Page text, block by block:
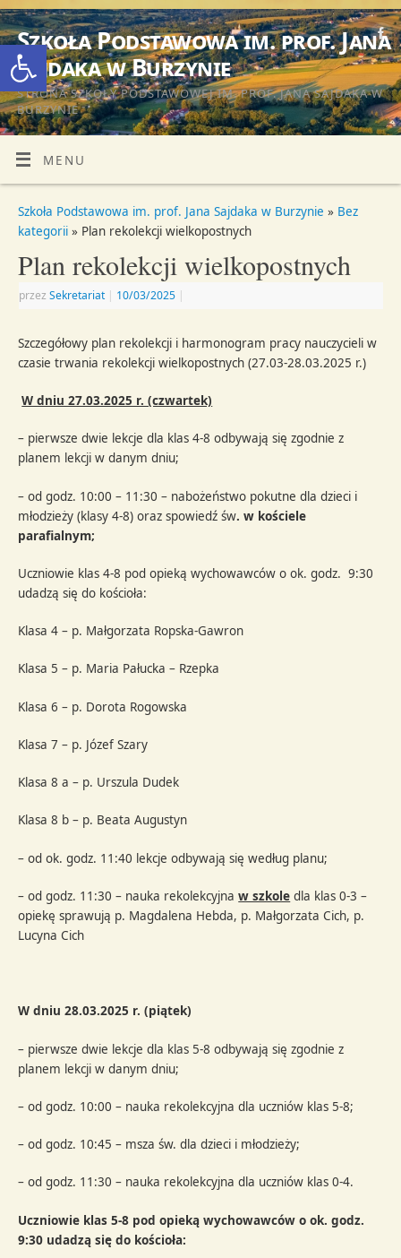
Otwórz pasek narzędzi
Szkoła Podstawowa im. prof. Jana
Sajdaka w Burzynie
STRONA SZKOŁY PODSTAWOWEJ IM. PROF. JANA SAJDAKA W
BURZYNIE
MENU
Szkoła Podstawowa im. prof. Jana Sajdaka w Burzynie » Bez
kategorii » Plan rekolekcji wielkopostnych
Plan rekolekcji wielkopostnych
przezSekretariat | 10/03/2025 |
Szczegółowy plan rekolekcji i harmonogram pracy nauczycieli w
czasie trwania rekolekcji wielkopostnych (27.03-28.03.2025 r.)
W dniu 27.03.2025 r. (czwartek)
– pierwsze dwie lekcje dla klas 4-8 odbywają się zgodnie z
planem lekcji w danym dniu;
– od godz. 10:00 – 11:30 – nabożeństwo pokutne dla dzieci i
młodzieży (klasy 4-8) oraz spowiedź św. w kościele
parafialnym;
Uczniowie klas 4-8 pod opieką wychowawców o ok. godz. 9:30
udadzą się do kościoła:
Klasa 4 – p. Małgorzata Ropska-Gawron
Klasa 5 – p. Maria Pałucka – Rzepka
Klasa 6 – p. Dorota Rogowska
Klasa 7 – p. Józef Szary
Klasa 8 a – p. Urszula Dudek
Klasa 8 b – p. Beata Augustyn
– od ok. godz. 11:40 lekcje odbywają się według planu;
– od godz. 11:30 – nauka rekolekcyjnaw szkole dla klas 0-3 –
opiekę sprawują p. Magdalena Hebda, p. Małgorzata Cich, p.
Lucyna Cich
W dniu 28.03.2025 r. (piątek)
– pierwsze dwie lekcje dla klas 5-8 odbywają się zgodnie z
planem lekcji w danym dniu;
– od godz. 10:00 – nauka rekolekcyjna dla uczniów klas 5-8;
– od godz. 10:45 – msza św. dla dzieci i młodzieży;
– od godz. 11:30 – nauka rekolekcyjna dla uczniów klas 0-4.
Uczniowie klas 5-8 pod opieką wychowawców o ok. godz.
9:30 udadzą się do kościoła: